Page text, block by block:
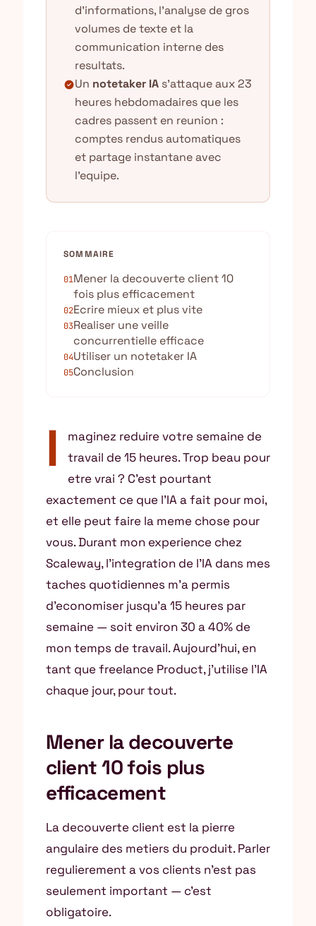
d'informations, l'analyse de gros
volumes de texte et la
communication interne des
resultats.
check_circleUn notetaker IA s'attaque aux 23
heures hebdomadaires que les
cadres passent en reunion :
comptes rendus automatiques
et partage instantane avec
l'equipe.
SOMMAIRE
01Mener la decouverte client 10
fois plus efficacement
02Ecrire mieux et plus vite
03Realiser une veille
concurrentielle efficace
04Utiliser un notetaker IA
05Conclusion
I
maginez reduire votre semaine de
travail de 15 heures. Trop beau pour
etre vrai ? C’est pourtant
exactement ce que l’IA a fait pour moi,
et elle peut faire la meme chose pour
vous. Durant mon experience chez
Scaleway, l’integration de l’IA dans mes
taches quotidiennes m’a permis
d’economiser jusqu’a 15 heures par
semaine — soit environ 30 a 40% de
mon temps de travail. Aujourd’hui, en
tant que freelance Product, j’utilise l’IA
chaque jour, pour tout.
Mener la decouverte
client 10 fois plus
efficacement
La decouverte client est la pierre
angulaire des metiers du produit. Parler
regulierement a vos clients n’est pas
seulement important — c’est
obligatoire.